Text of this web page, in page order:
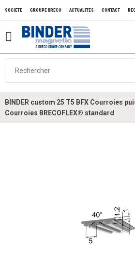
SOCIÉTÉ GROUPE BRECO ACTUALITÉS CONTACT
BINDER custom 25 T5 BFX Courroies
Courroies BRECOFLEX® standard